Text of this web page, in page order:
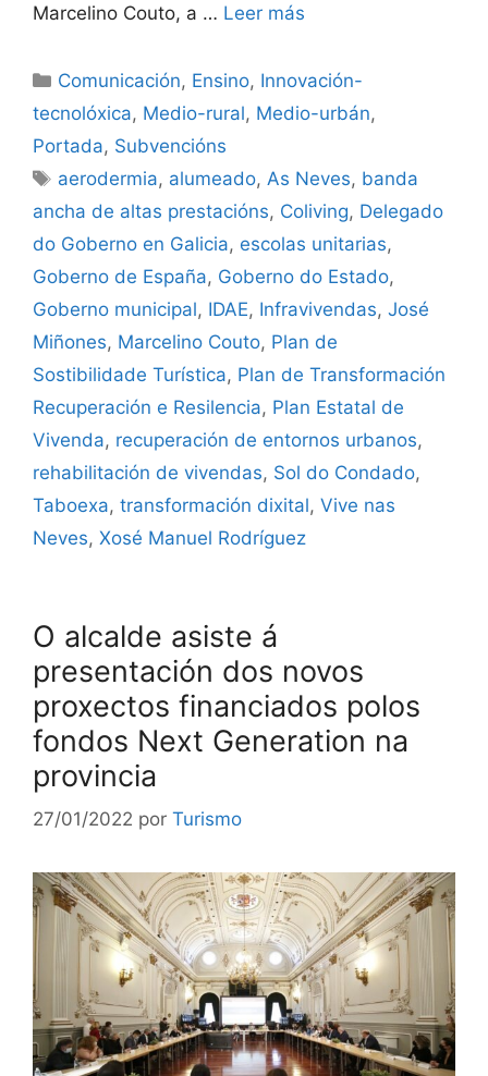
Marcelino Couto, a … Leer más
Comunicación, Ensino, Innovación-
tecnolóxica, Medio-rural, Medio-urbán,
Portada, Subvencións
aerodermia, alumeado, As Neves, banda
ancha de altas prestacións, Coliving, Delegado
do Goberno en Galicia, escolas unitarias,
Goberno de España, Goberno do Estado,
Goberno municipal, IDAE, Infravivendas, José
Miñones, Marcelino Couto, Plan de
Sostibilidade Turística, Plan de Transformación
Recuperación e Resilencia, Plan Estatal de
Vivenda, recuperación de entornos urbanos,
rehabilitación de vivendas, Sol do Condado,
Taboexa, transformación dixital, Vive nas
Neves, Xosé Manuel Rodríguez
O alcalde asiste á
presentación dos novos
proxectos financiados polos
fondos Next Generation na
provincia
27/01/2022 por Turismo